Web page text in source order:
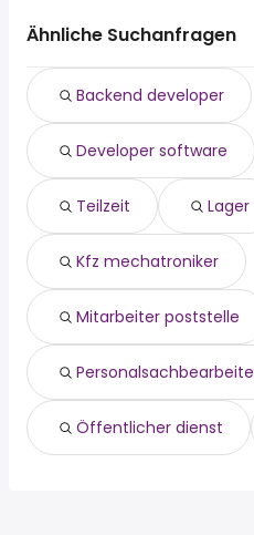
Pinneberg
Ahrensburg
Geesthacht
Reinbek
Bad Oldesloe
Neu Wulmstorf
lager
disponent
mitarbeiter poststelle
kundenservice
geschäftsführer
sachbearbeiter
bürokaufmann
Ähnliche Suchanfragen
Backend developer
Developer software
Teilzeit Lager
Kfz mechatroniker
Mitarbeiter poststelle
Öffentlicher dienst